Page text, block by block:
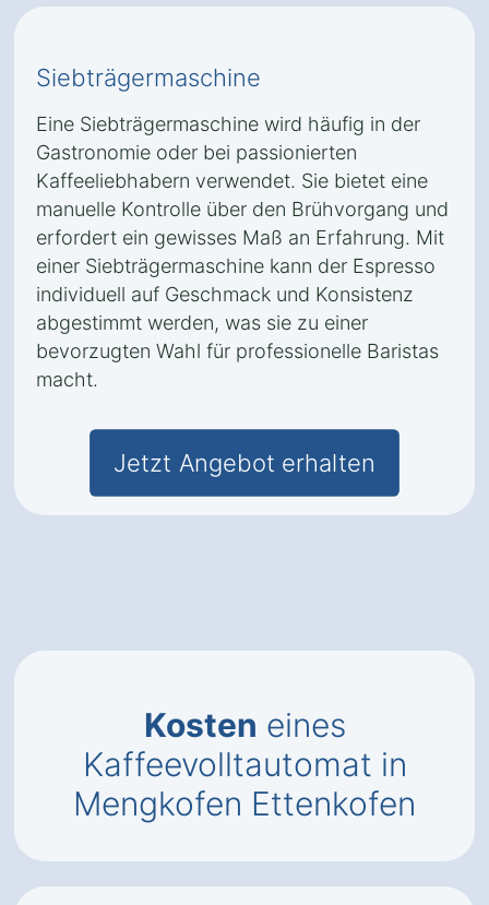
Siebträgermaschine
Eine Siebträgermaschine wird häufig in der
Gastronomie oder bei passionierten
Kaffeeliebhabern verwendet. Sie bietet eine
manuelle Kontrolle über den Brühvorgang und
erfordert ein gewisses Maß an Erfahrung. Mit
einer Siebträgermaschine kann der Espresso
individuell auf Geschmack und Konsistenz
abgestimmt werden, was sie zu einer
bevorzugten Wahl für professionelle Baristas
macht.
Jetzt Angebot erhalten
Kosten eines
Kaffeevolltautomat in
Mengkofen Ettenkofen